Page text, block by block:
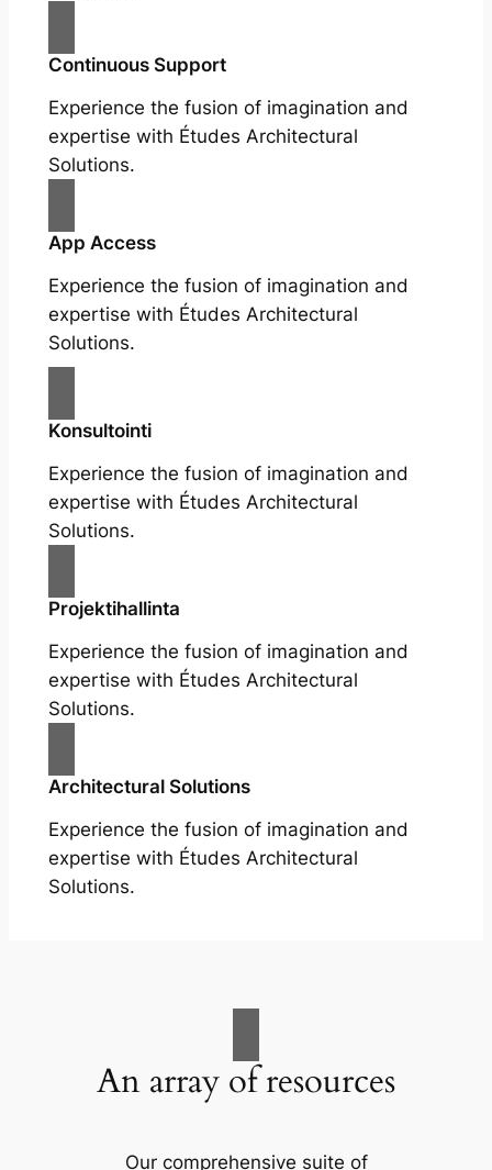
Continuous Support
Experience the fusion of imagination and
expertise with Études Architectural
Solutions.
App Access
Experience the fusion of imagination and
expertise with Études Architectural
Solutions.
Konsultointi
Experience the fusion of imagination and
expertise with Études Architectural
Solutions.
Projektihallinta
Experience the fusion of imagination and
expertise with Études Architectural
Solutions.
Architectural Solutions
Experience the fusion of imagination and
expertise with Études Architectural
Solutions.
An array of resources
Our comprehensive suite of